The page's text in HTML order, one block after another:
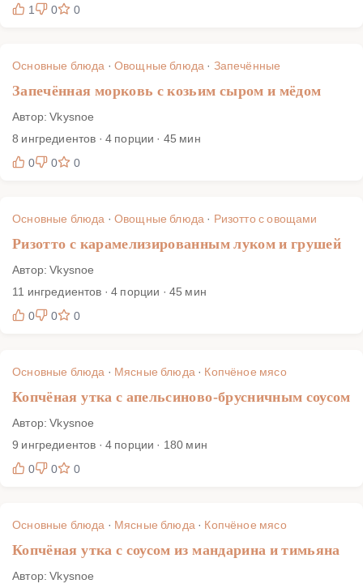
1
0 0
Основные блюда · Овощные блюда · Запечённые
Запечённая морковь с козьим сыром и мёдом
Автор: Vkysnoe
8 ингредиентов · 4 порции · 45 мин
0
0 0
Основные блюда · Овощные блюда · Ризотто с овощами
Ризотто с карамелизированным луком и грушей
Автор: Vkysnoe
11 ингредиентов · 4 порции · 45 мин
0
0 0
Основные блюда · Мясные блюда· Копчёное мясо
Копчёная утка с апельсиново-брусничным соусом
Автор: Vkysnoe
9 ингредиентов · 4 порции · 180 мин
0
0 0
Основные блюда · Мясные блюда· Копчёное мясо
Копчёная утка с соусом из мандарина и тимьяна
Автор: Vkysnoe